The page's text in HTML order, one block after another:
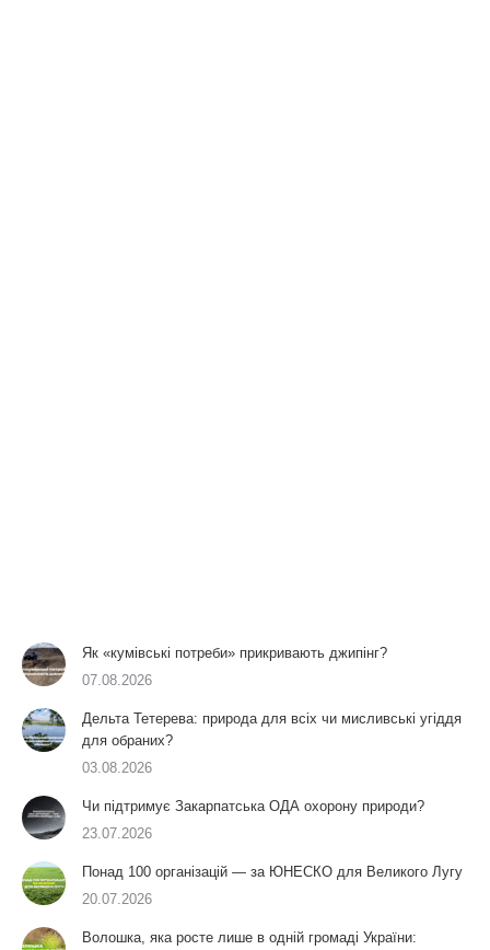
Як «кумівські потреби» прикривають джипінг?
07.08.2026
Дельта Тетерева: природа для всіх чи мисливські угіддя
для обраних?
03.08.2026
Чи підтримує Закарпатська ОДА охорону природи?
23.07.2026
Понад 100 організацій — за ЮНЕСКО для Великого Лугу
20.07.2026
Волошка, яка росте лише в одній громаді України: